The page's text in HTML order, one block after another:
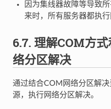
因为集线器故障等导致
来时，所有服务器都执行
6.7. 理解COM方
络分区解决
通过结合COM网络分区解
源，执行网络分区解决。